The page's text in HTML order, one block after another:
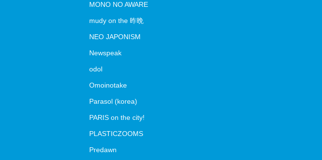
MONO NO AWARE
mudy on the 昨晩
NEO JAPONISM
Newspeak
odol
Omoinotake
Parasol (korea)
PARIS on the city!
PLASTICZOOMS
Predawn